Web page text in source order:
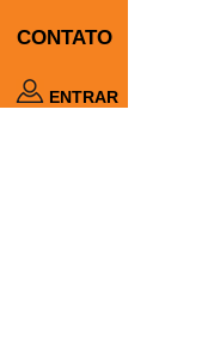
CONTATO
ENTRAR